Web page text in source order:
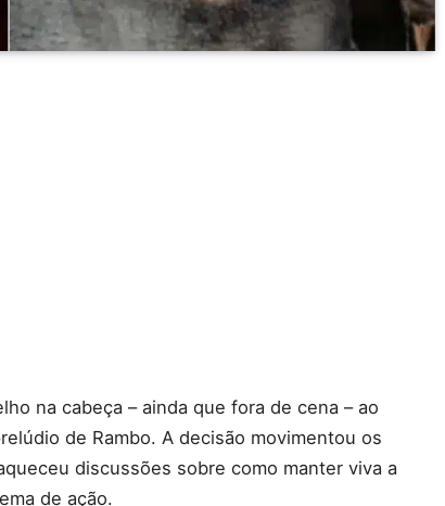
na cabeça – ainda que fora de cena – ao
de Rambo. A decisão movimentou os
discussões sobre como manter viva a
de ação.